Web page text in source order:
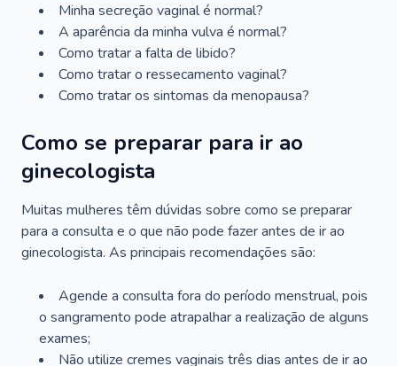
Minha secreção vaginal é normal?
A aparência da minha vulva é normal?
Como tratar a falta de libido?
Como tratar o ressecamento vaginal?
Como tratar os sintomas da menopausa?
Como se preparar para ir ao
ginecologista
Muitas mulheres têm dúvidas sobre como se preparar
para a consulta e o que não pode fazer antes de ir ao
ginecologista. As principais recomendações são:
Agende a consulta fora do período menstrual, pois
o sangramento pode atrapalhar a realização de alguns
exames;
Não utilize cremes vaginais três dias antes de ir ao